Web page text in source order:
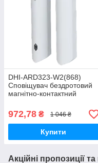
DHI-ARD323-W2(868)
Сповіщувач бездротовий
магнітно-контактний
972,78 ₴ 1 046 ₴
Купити
Акційні пропозиції